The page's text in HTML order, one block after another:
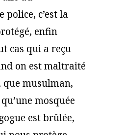
police, c’est la
enfin
cas qui a reçu
on est maltraité
musulman,
mosquée
est brûlée,